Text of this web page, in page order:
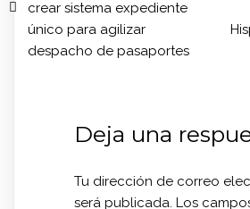
crear sistema expediente
único para agilizar
despacho de pasaportes
Deja una
Tu dirección de correo
será publicada. Los